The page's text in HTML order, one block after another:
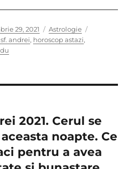
29, 2021 Categories
Astrologie
andrei, horoscop astazi,
2021. Cerul se
noapte. Ce
pentru a avea